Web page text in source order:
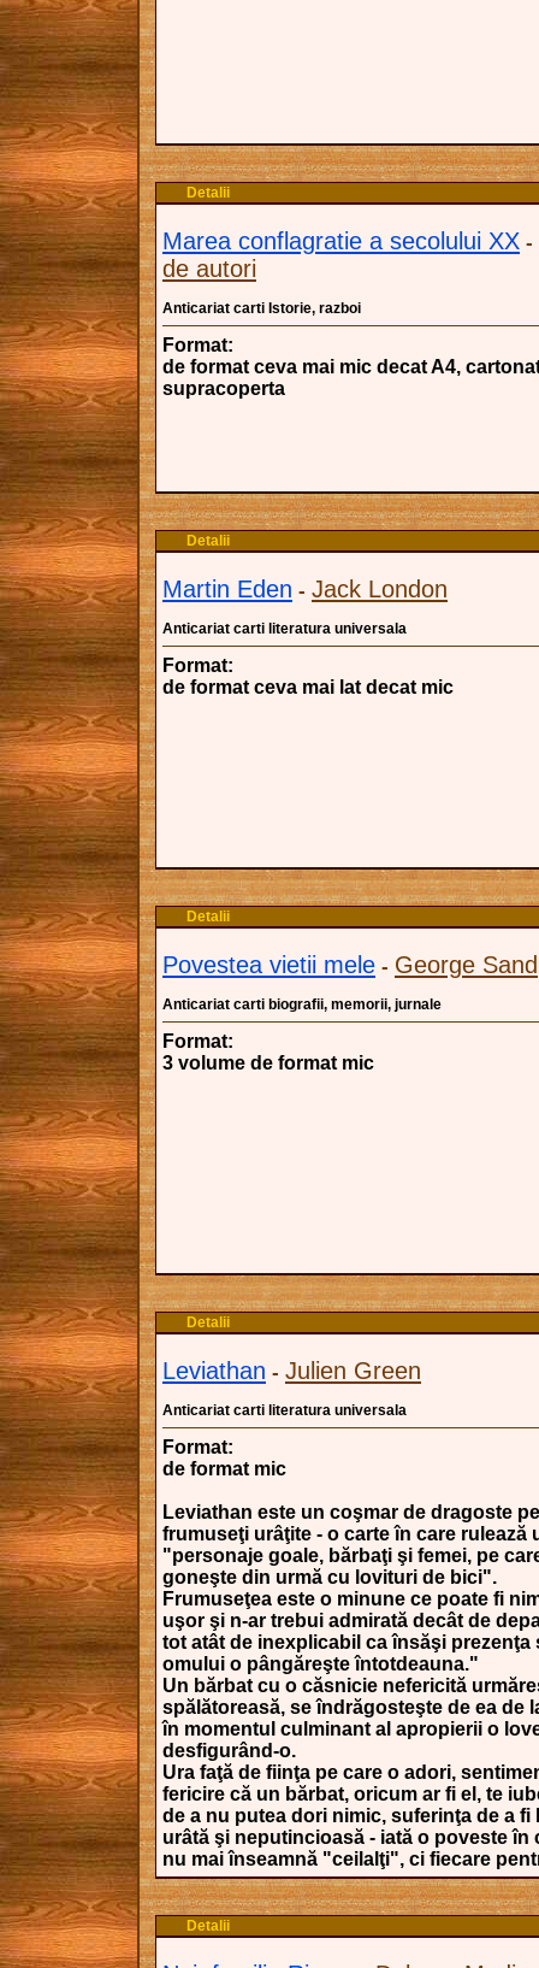
Detalii
Marea conflagratie a secolului XX -
de autori
Anticariat carti Istorie, razboi
Format:
de format ceva mai mic decat A4,
supracoperta
Detalii
Martin Eden - Jack London
Anticariat carti literatura universala
Format:
de format ceva mai lat decat mic
Detalii
Povestea vietii mele - George Sand
Anticariat carti biografii, memorii, jurnale
Format:
3 volume de format mic
Detalii
Leviathan - Julien Green
Anticariat carti literatura universala
Format:
de format mic
Leviathan este un coşmar de dragoste
frumuseţi urâţite - o carte în care rulează
"personaje goale, bărbaţi şi femei, pe
goneşte din urmă cu lovituri de bici".
Frumuseţea este o minune ce poate fi
uşor şi n-ar trebui admirată decât de
tot atât de inexplicabil ca însăşi prezenţa
omului o pângăreşte întotdeauna."
Un bărbat cu o căsnicie nefericită
spălătoreasă, se îndrăgosteşte de ea de
în momentul culminant al apropierii o
desfigurând-o.
Ura faţă de fiinţa pe care o adori,
fericire că un bărbat, oricum ar fi el, te
de a nu putea dori nimic, suferinţa de a fi
urâtă şi neputincioasă - iată o poveste în
nu mai înseamnă "ceilalţi", ci fiecare
Detalii